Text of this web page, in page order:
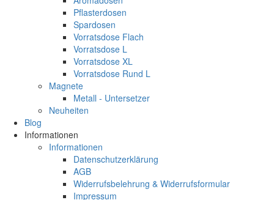
Pflasterdosen
Spardosen
Vorratsdose Flach
Vorratsdose L
Vorratsdose XL
Vorratsdose Rund L
Magnete
Metall - Untersetzer
Neuheiten
Blog
Informationen
Informationen
Datenschutzerklärung
AGB
Widerrufsbelehrung & Widerrufsformular
Impressum